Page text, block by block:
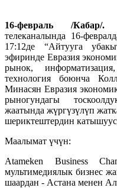
16-февраль /Кабар/.
телеканалында 16-
17:12де “Айтууга
эфиринде Евразия
рынок,
технология боюнча
Минасян Евразия
рыногундагы
жаатында жүргүзүлүп
шериктештердин
Маалымат үчүн:
Atameken Business
мультимедиялык бизнес
шаардан - Астана менен